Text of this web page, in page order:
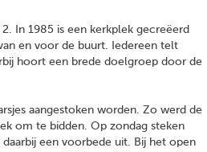
In 1985 is een kerkplek gecreëerd
en voor de buurt. Iedereen telt
hoort een brede doelgroep door de
aangestoken worden. Zo werd de
om te bidden. Op zondag steken
een voorbede uit. Bij het open